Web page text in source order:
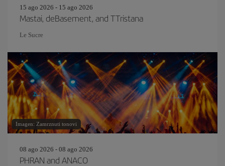
15 ago 2026 - 15 ago 2026
Mastai, deBasement, and TTristana
Le Sucre
Imagen: Zamrznuti tonovi
08 ago 2026 - 08 ago 2026
PHRAN and ANACO